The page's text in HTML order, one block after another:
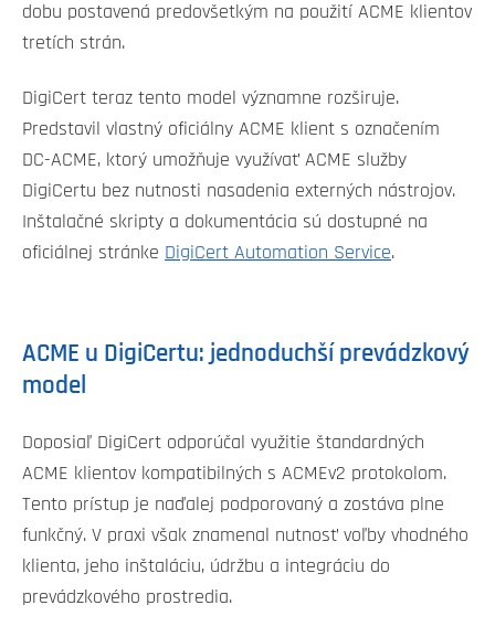
dobu postavená predovšetkým na použití ACME klientov
tretích strán.
DigiCert teraz tento model významne rozširuje.
Predstavil vlastný oficiálny ACME klient s označením
DC-ACME, ktorý umožňuje využívať ACME služby
DigiCertu bez nutnosti nasadenia externých nástrojov.
Inštalačné skripty a dokumentácia sú dostupné na
oficiálnej stránke DigiCert Automation Service.
ACME u DigiCertu: jednoduchší prevádzkový
model
Doposiaľ DigiCert odporúčal využitie štandardných
ACME klientov kompatibilných s ACMEv2 protokolom.
Tento prístup je naďalej podporovaný a zostáva plne
funkčný. V praxi však znamenal nutnosť voľby vhodného
klienta, jeho inštaláciu, údržbu a integráciu do
prevádzkového prostredia.